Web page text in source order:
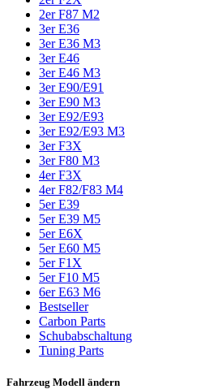
2er F87 M2
3er E36
3er E36 M3
3er E46
3er E46 M3
3er E90/E91
3er E90 M3
3er E92/E93
3er E92/E93 M3
3er F3X
3er F80 M3
4er F3X
4er F82/F83 M4
5er E39
5er E39 M5
5er E6X
5er E60 M5
5er F1X
5er F10 M5
6er E63 M6
Bestseller
Carbon Parts
Schubabschaltung
Tuning Parts
Fahrzeug Modell ändern